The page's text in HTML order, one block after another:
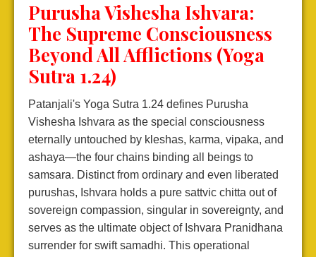
Purusha Vishesha Ishvara:
The Supreme Consciousness
Beyond All Afflictions (Yoga
Sutra 1.24)
Patanjali's Yoga Sutra 1.24 defines Purusha
Vishesha Ishvara as the special consciousness
eternally untouched by kleshas, karma, vipaka, and
ashaya—the four chains binding all beings to
samsara. Distinct from ordinary and even liberated
purushas, Ishvara holds a pure sattvic chitta out of
sovereign compassion, singular in sovereignty, and
serves as the ultimate object of Ishvara Pranidhana
surrender for swift samadhi. This operational